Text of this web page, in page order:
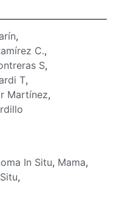
,
C.,
S,
T,
Martínez,
In Situ, Mama,
,